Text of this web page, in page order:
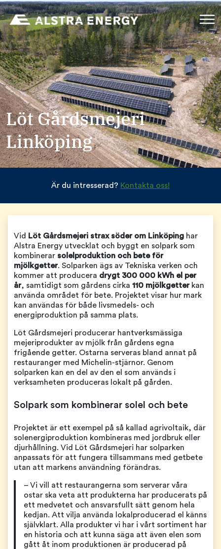
Löt Gårdsmejeri
Linköping
Är du intresserad? Kontakta oss!
Vid Löt Gårdsmejeri strax söder om Linköping har
Alstra Energy utvecklat och byggt en solpark som
kombinerar solelproduktion och bete för
mjölkgetter. Solparken ägs av Tekniska verken och
kommer att producera drygt 300 000 kWh el per
år, samtidigt som gårdens cirka 110 mjölkgetterkan
använda området för bete. Projektet visar hur mark
kan användas för både livsmedels- och
energiproduktion på samma plats.
Löt Gårdsmejeri producerar hantverksmässiga
mejeriprodukter av mjölk från gårdens egna
frigående getter. Ostarna serveras bland annat på
restauranger med Michelin-stjärnor. Genom
solparken kan en del av den el som används i
verksamheten produceras lokalt på gården.
Solpark som kombinerar solel och bete
Projektet är ett exempel på så kallad agrivoltaik, där
solenergiproduktion kombineras med jordbruk eller
djurhållning. Vid Löt Gårdsmejeri har solparken
anpassats för att fungera tillsammans med getbete
utan att markens användning förändras.
– Vi vill att restaurangerna som serverar våra
ostar ska veta att produkterna har producerats på
ett medvetet och ansvarsfullt sätt genom hela
kedjan. Att vilja använda lokalproducerad el känns
självklart. Alla produkter vi har i vårt sortiment har
en historia och att kunna säga att även elen som
gått åt inom produktionen är producerad på